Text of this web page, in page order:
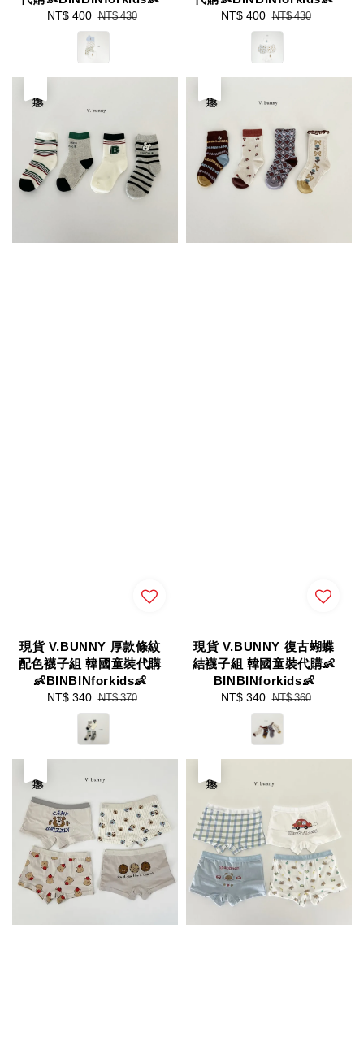
Sale
NT$ 400 Regular
price
NT$ 430
Sale
NT$ 400 Regular
price
NT$ 430
現貨 V.BUNNY 厚款條紋
配色襪子組 韓國童裝代購
👶BINBINforkids👶
Sale
NT$ 340 Regular
price
NT$ 370
現貨 V.BUNNY 復古蝴蝶
結襪子組 韓國童裝代購👶
BINBINforkids👶
Sale
NT$ 340 Regular
price
NT$ 360